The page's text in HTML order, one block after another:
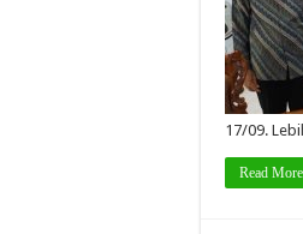
17/09.
Read